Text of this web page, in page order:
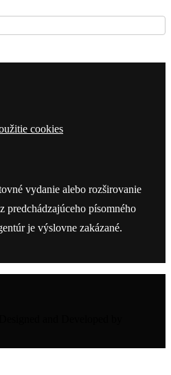
cookies
vydanie alebo rozširovanie
predchádzajúceho písomného
je výslovne zakázané.